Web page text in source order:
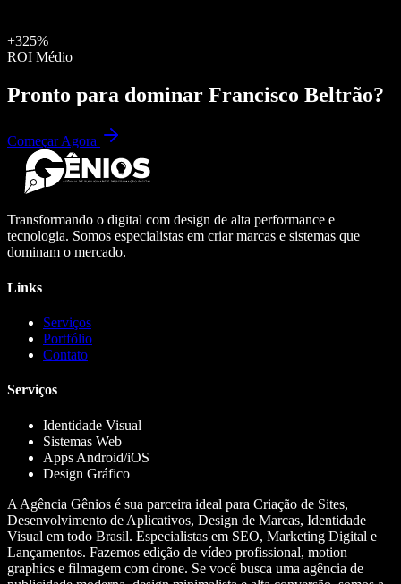
+325%
ROI Médio
Pronto para dominar Francisco Beltrão?
Começar Agora
Transformando o digital com design de alta performance e
tecnologia. Somos especialistas em criar marcas e sistemas que
dominam o mercado.
Links
Serviços
Portfólio
Contato
Serviços
Identidade Visual
Sistemas Web
Apps Android/iOS
Design Gráfico
A Agência Gênios é sua parceira ideal para Criação de Sites,
Desenvolvimento de Aplicativos, Design de Marcas, Identidade
Visual em todo Brasil. Especialistas em SEO, Marketing Digital e
Lançamentos. Fazemos edição de vídeo profissional, motion
graphics e filmagem com drone. Se você busca uma agência de